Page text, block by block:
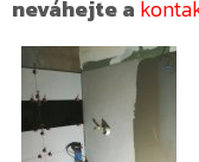
neváhejte a